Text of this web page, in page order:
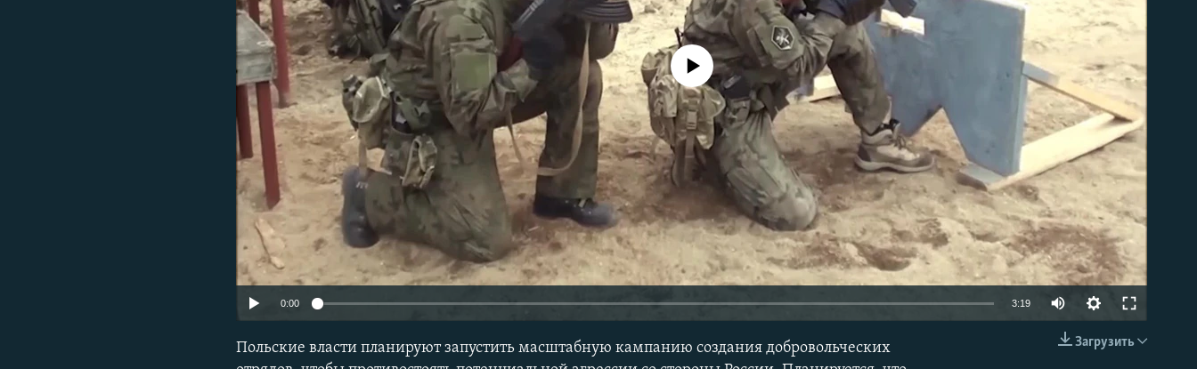
EMBED
No media source currently available
0:00 3:19
Загрузить
Польские власти планируют запустить масштабную кампанию создания добровольческих